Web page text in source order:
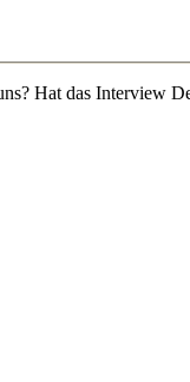
Hat das Interview